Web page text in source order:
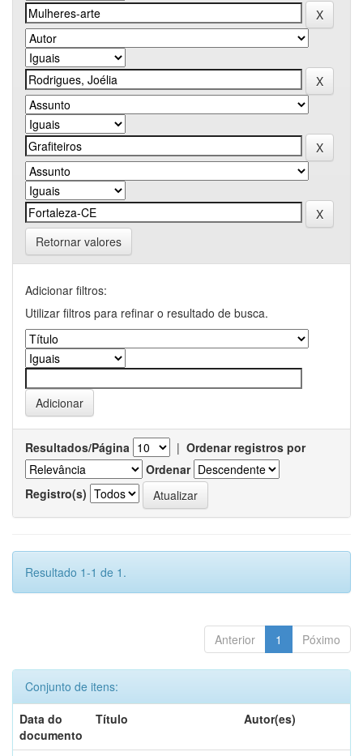
Retornar valores
Adicionar filtros:
Utilizar filtros para refinar o resultado de busca.
Resultados/Página | Ordenar registros por
Ordenar
Registro(s)
Resultado 1-1 de 1.
Anterior 1 Póximo
Conjunto de itens:
Data do
documento
Título Autor(es)